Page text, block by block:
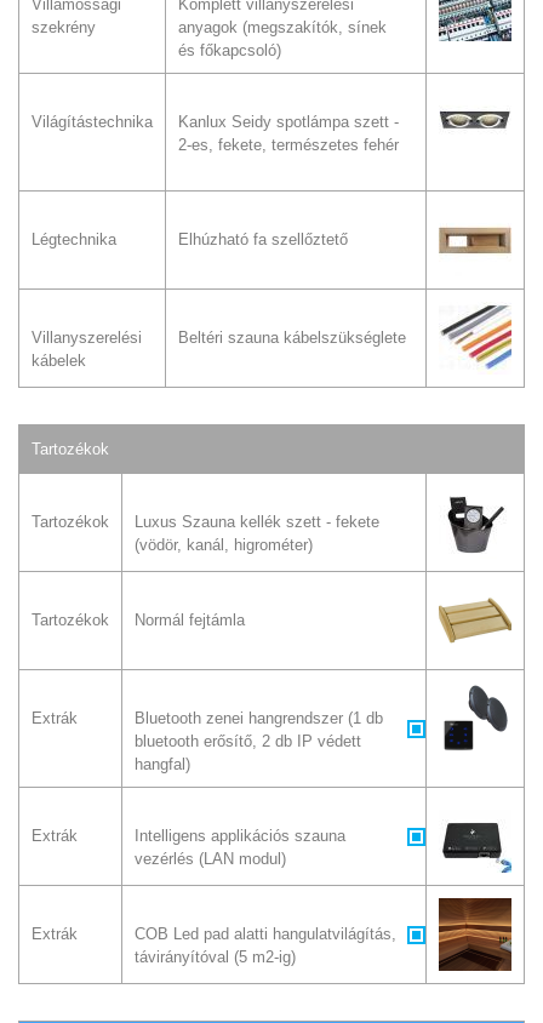
Villamossági
szekrény
Komplett villanyszerelési
anyagok (megszakítók, sínek
és főkapcsoló)
Világítástechnika
Kanlux Seidy spotlámpa szett -
2-es, fekete, természetes fehér
Légtechnika Elhúzható fa szellőztető
Villanyszerelési
kábelek
Beltéri szauna kábelszükséglete
Tartozékok
Tartozékok
Luxus Szauna kellék szett - fekete
(vödör, kanál, higrométer)
Tartozékok Normál fejtámla
Extrák
Bluetooth zenei hangrendszer (1 db
bluetooth erősítő, 2 db IP védett
hangfal)
Extrák
Intelligens applikációs szauna
vezérlés (LAN modul)
Extrák
COB Led pad alatti hangulatvilágítás,
távirányítóval (5 m2-ig)